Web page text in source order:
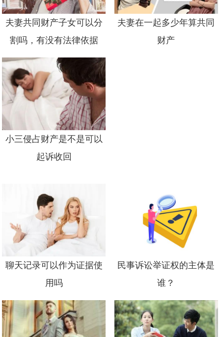
夫妻共同财产子女可以分
割吗，有没有法律依据
夫妻在一起多少年算共同
财产
小三侵占财产是不是可以
起诉收回
聊天记录可以作为证据使
用吗
民事诉讼举证权的主体是
谁？